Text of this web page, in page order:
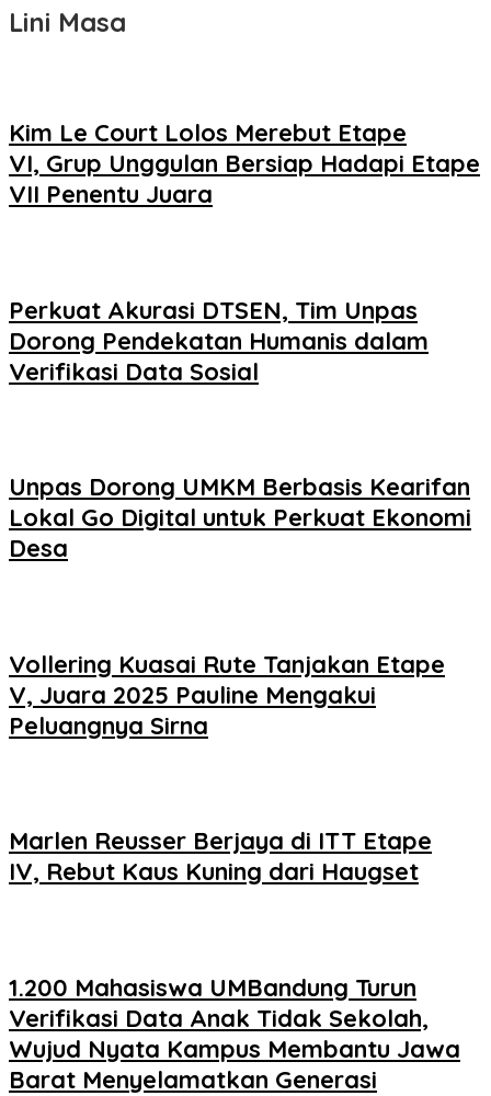
Lini Masa
Kim Le Court Lolos Merebut Etape
VI, Grup Unggulan Bersiap Hadapi Etape
VII Penentu Juara
Perkuat Akurasi DTSEN, Tim Unpas
Dorong Pendekatan Humanis dalam
Verifikasi Data Sosial
Unpas Dorong UMKM Berbasis Kearifan
Lokal Go Digital untuk Perkuat Ekonomi
Desa
Vollering Kuasai Rute Tanjakan Etape
V, Juara 2025 Pauline Mengakui
Peluangnya Sirna
Marlen Reusser Berjaya di ITT Etape
IV, Rebut Kaus Kuning dari Haugset
1.200 Mahasiswa UMBandung Turun
Verifikasi Data Anak Tidak Sekolah,
Wujud Nyata Kampus Membantu Jawa
Barat Menyelamatkan Generasi